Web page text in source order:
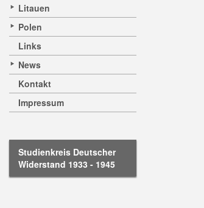
Litauen
Polen
Links
News
Kontakt
Impressum
Studienkreis Deutscher
Widerstand 1933 - 1945